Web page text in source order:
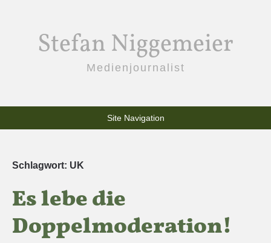
Stefan Niggemeier
Medienjournalist
Site Navigation
Schlagwort: UK
Es lebe die
Doppelmoderation!